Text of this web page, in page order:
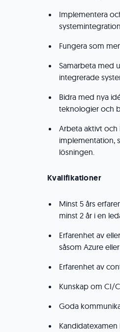
Implementera
Fungera som
Samarbeta med
integrerade
Bidra med nya
teknologier och
Arbeta aktivt
implementation,
lösningen.
Kvalifikationer
Minst 5 års
minst 2 år i en
Erfarenhet av
såsom Azure eller
Erfarenhet av
Kunskap om CI/
Goda